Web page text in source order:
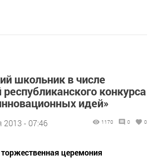
школьник в числе
конкурса
идей»
2013 - 07:46 1170 0 0
церемония